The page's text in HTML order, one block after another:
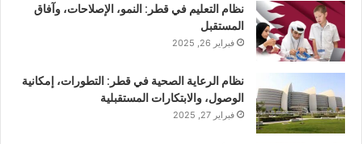
نظام التعليم في قطر: النمو، الإصلاحات، وآفاق
المستقبل
فبراير 26, 2025
نظام الرعاية الصحية في قطر: التطورات، إمكانية
الوصول، والابتكارات المستقبلية
فبراير 27, 2025